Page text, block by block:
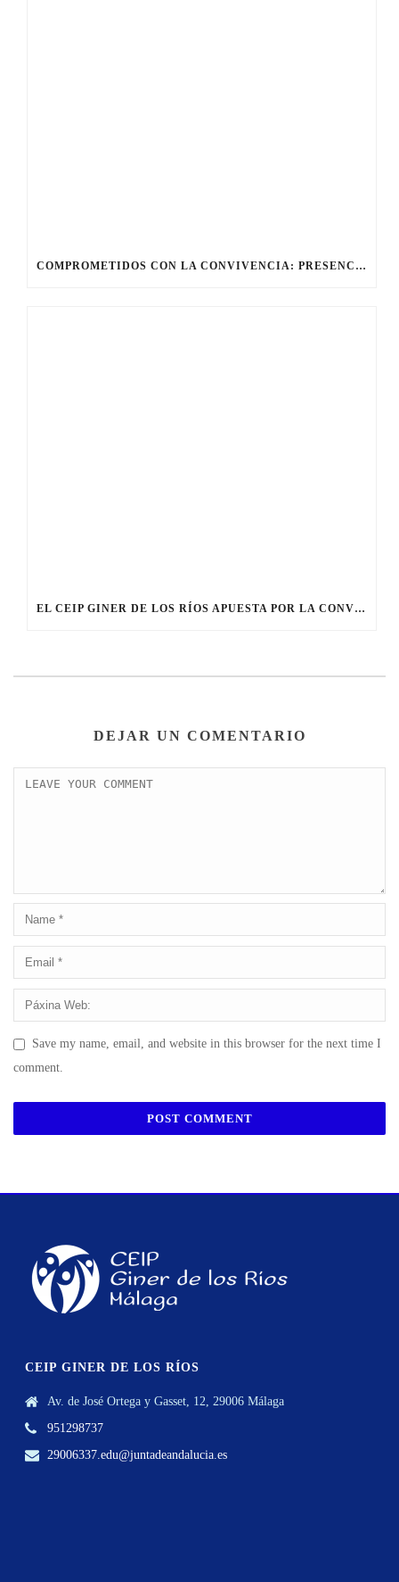
COMPROMETIDOS CON LA CONVIVENCIA: PRESENCIA DEL COLEGIO GINER DE LOS RÍOS EN EL I CONGRESO NACIONAL CONTRA EL ACOSO Y EL CIBERACOSO
EL CEIP GINER DE LOS RÍOS APUESTA POR LA CONVIVENCIA Y LA MEDIACIÓN ESCOLAR
DEJAR UN COMENTARIO
Save my name, email, and website in this browser for the next time I
comment.
CEIP GINER DE LOS RÍOS
Av. de José Ortega y Gasset, 12, 29006 Málaga
951298737
29006337.edu@juntadeandalucia.es